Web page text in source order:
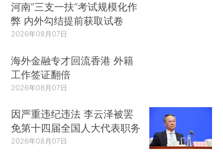
河南“三支一扶”考试规模化作
弊 内外勾结提前获取试卷
2026年08月07日
海外金融专才回流香港 外籍
工作签证翻倍
2026年08月07日
因严重违纪违法 李云泽被罢
免第十四届全国人大代表职务
2026年08月07日